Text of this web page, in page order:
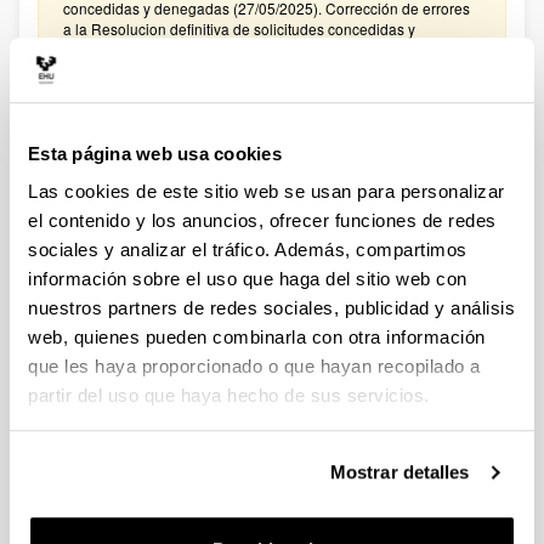
Esta página web usa cookies
Las cookies de este sitio web se usan para personalizar
el contenido y los anuncios, ofrecer funciones de redes
sociales y analizar el tráfico. Además, compartimos
información sobre el uso que haga del sitio web con
nuestros partners de redes sociales, publicidad y análisis
web, quienes pueden combinarla con otra información
que les haya proporcionado o que hayan recopilado a
partir del uso que haya hecho de sus servicios.
Mostrar detalles
concedidas y denegadas (27/05/2025). Corrección de errores
a la Resolucion definitiva de solicitudes concedidas y
CONVOCATORIA PROYECTOS DE COLABORACIÓN
Plazo de presentación cerrado: 15/01/2025 - 05/02/2025
El plazo para presentar solicitudes finaliza el 5 de febrero de
2025 a las 14:00. Hasta el 27 de enero de 2025: Para
manifestar el interés en participar en la convocatoria. Hasta el
31 de enero de 2025: Para la remisión a
convocatoriasestatales.dgi@ehu.es del ANEXO
PRESUPUESTO
CONVOCATORIA PROYECTOS DE COLABORACIÓN
PÚBLICO-PRIVADA 2023
Plazo de presentación cerrado: 30/01/2024 - 20/02/2024
2024 a las 14:00. Hasta el 12 de febrero de 2024: Para